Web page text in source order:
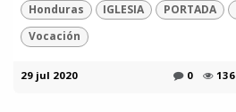
Honduras
IGLESIA PORTADA
Vocación
29 jul 2020 0 136